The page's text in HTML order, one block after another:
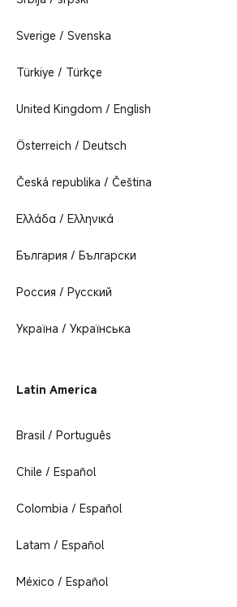
Sverige / Svenska
Türkiye / Türkçe
United Kingdom / English
Österreich / Deutsch
Česká republika / Čeština
Ελλάδα / Ελληνικά
България / Български
Россия / Русский
Україна / Українська
Latin America
Brasil / Português
Chile / Español
Colombia / Español
Latam / Español
México / Español